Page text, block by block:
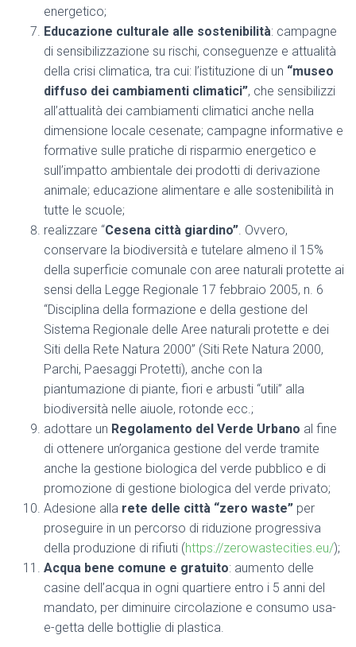
energetico;
Educazione culturale alle sostenibilità: campagne
di sensibilizzazione su rischi, conseguenze e attualità
della crisi climatica, tra cui: l’istituzione di un “museo
diffuso dei cambiamenti climatici”, che sensibilizzi
all’attualità dei cambiamenti climatici anche nella
dimensione locale cesenate; campagne informative e
formative sulle pratiche di risparmio energetico e
sull’impatto ambientale dei prodotti di derivazione
animale; educazione alimentare e alle sostenibilità in
tutte le scuole;
realizzare “Cesena città giardino”. Ovvero,
conservare la biodiversità e tutelare almeno il 15%
della superficie comunale con aree naturali protette ai
sensi della Legge Regionale 17 febbraio 2005, n. 6
“Disciplina della formazione e della gestione del
Sistema Regionale delle Aree naturali protette e dei
Siti della Rete Natura 2000” (Siti Rete Natura 2000,
Parchi, Paesaggi Protetti), anche con la
piantumazione di piante, fiori e arbusti “utili” alla
biodiversità nelle aiuole, rotonde ecc.;
adottare un Regolamento del Verde Urbano al fine
di ottenere un’organica gestione del verde tramite
anche la gestione biologica del verde pubblico e di
promozione di gestione biologica del verde privato;
Adesione alla rete delle città “zero waste” per
proseguire in un percorso di riduzione progressiva
della produzione di rifiuti (https://zerowastecities.eu/);
Acqua bene comune e gratuito: aumento delle
casine dell’acqua in ogni quartiere entro i 5 anni del
mandato, per diminuire circolazione e consumo usa-
e-getta delle bottiglie di plastica.